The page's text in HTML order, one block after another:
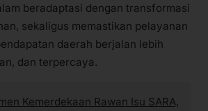
beradaptasi dengan transformasi
sekaligus memastikan pelayanan
daerah berjalan lebih
dan terpercaya.
Kemerdekaan Rawan Isu SARA,